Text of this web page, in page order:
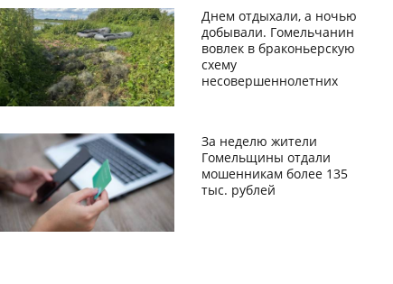
Днем отдыхали, а ночью
добывали. Гомельчанин
вовлек в браконьерскую
схему
несовершеннолетних
За неделю жители
Гомельщины отдали
мошенникам более 135
тыс. рублей